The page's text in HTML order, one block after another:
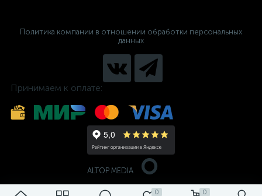
0 0
Политика компании в отношении обработки персональных
данных
Принимаем к оплате:
ALTOP MEDIA